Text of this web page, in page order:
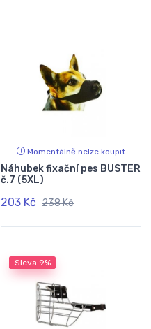
Momentálně nelze koupit
Náhubek fixační pes BUSTER
č.7 (5XL)
203 Kč 238 Kč
Sleva 9%